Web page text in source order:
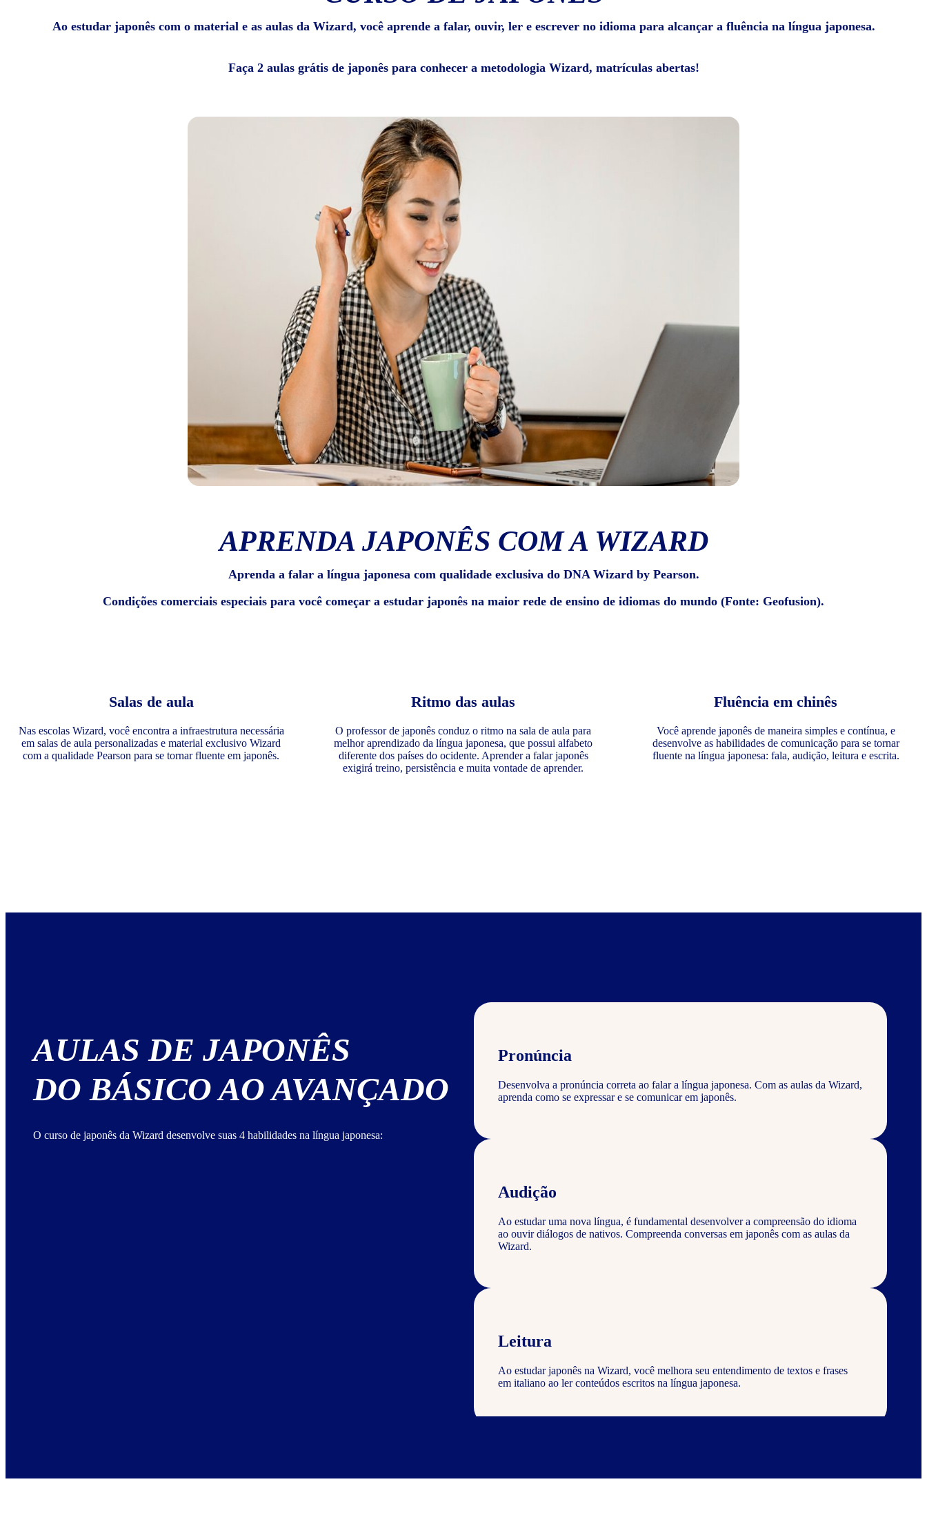
Ao estudar japonês com o material e as aulas da Wizard, você aprende a falar, ouvir, ler e escrever no idioma para alcançar a fluência na língua japonesa.
Faça 2 aulas grátis de japonês para conhecer a metodologia Wizard, matrículas abertas!
APRENDA JAPONÊS COM A WIZARD
Aprenda a falar a língua japonesa com qualidade exclusiva do DNA Wizard by Pearson.
Condições comerciais especiais para você começar a estudar japonês na maior rede de ensino de idiomas do mundo (Fonte: Geofusion).
Salas de aula
Nas escolas Wizard, você encontra a infraestrutura necessária
em salas de aula personalizadas e material exclusivo Wizard
com a qualidade Pearson para se tornar fluente em japonês.
Ritmo das aulas
O professor de japonês conduz o ritmo na sala de aula para
melhor aprendizado da língua japonesa, que possui alfabeto
diferente dos países do ocidente. Aprender a falar japonês
exigirá treino, persistência e muita vontade de aprender.
Fluência em chinês
Você aprende japonês de maneira simples e contínua, e
desenvolve as habilidades de comunicação para se tornar
fluente na língua japonesa: fala, audição, leitura e escrita.
AULAS DE JAPONÊS
DO BÁSICO AO AVANÇADO
O curso de japonês da Wizard desenvolve suas 4 habilidades na língua japonesa:
Pronúncia
Desenvolva a pronúncia correta ao falar a língua japonesa. Com as aulas da Wizard,
aprenda como se expressar e se comunicar em japonês.
Audição
Ao estudar uma nova língua, é fundamental desenvolver a compreensão do idioma
ao ouvir diálogos de nativos. Compreenda conversas em japonês com as aulas da
Wizard.
Leitura
Ao estudar japonês na Wizard, você melhora seu entendimento de textos e frases
em italiano ao ler conteúdos escritos na língua japonesa.
Escrita